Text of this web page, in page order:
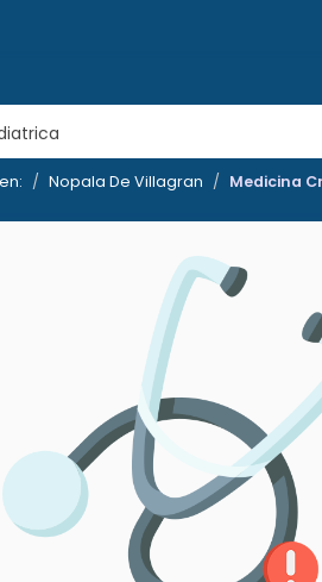
Nopala De Villagran Medicina